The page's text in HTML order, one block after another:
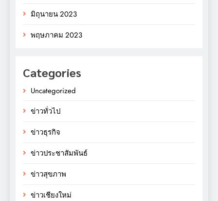
มิถุนายน 2023
พฤษภาคม 2023
Categories
Uncategorized
ข่าวทั่วไป
ข่าวธุรกิจ
ข่าวประชาสัมพันธ์
ข่าวสุขภาพ
ข่าวเชียงใหม่